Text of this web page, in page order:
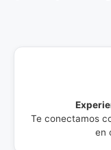
Te conectamos
en